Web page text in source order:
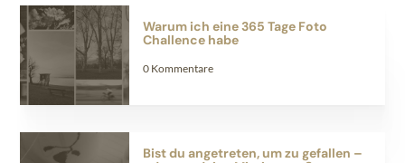
Warum ich eine 365 Tage Foto
Challence habe
0 Kommentare
Bist du angetreten, um zu gefallen –